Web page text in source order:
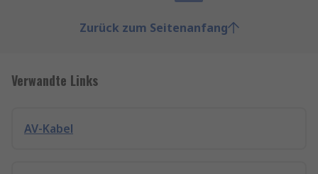
Zurück zum Seitenanfang
Verwandte Links
AV-Kabel